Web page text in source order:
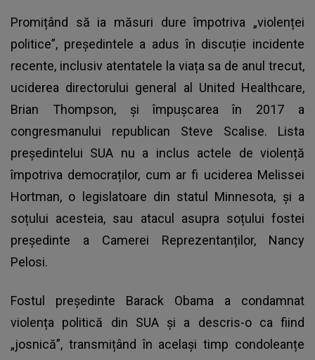
Promițând să ia măsuri dure împotriva „violenței
politice”, președintele a adus în discuție incidente
recente, inclusiv atentatele la viața sa de anul trecut,
uciderea directorului general al United Healthcare,
Brian Thompson, și împușcarea în 2017 a
congresmanului republican Steve Scalise. Lista
președintelui SUA nu a inclus actele de violență
împotriva democraților, cum ar fi uciderea Melissei
Hortman, o legislatoare din statul Minnesota, și a
soțului acesteia, sau atacul asupra soțului fostei
președinte a Camerei Reprezentanților, Nancy
Pelosi.
Fostul președinte Barack Obama a condamnat
violența politică din SUA și a descris-o ca fiind
„josnică”, transmițând în același timp condoleanțe